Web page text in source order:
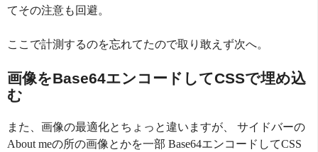
てその注意も回避。
ここで計測するのを忘れてたので取り敢えず次へ。
画像をBase64エンコードしてCSSで埋め込
む
また、画像の最適化とちょっと違いますが、 サイドバーの
About meの所の画像とかを一部 Base64エンコードしてCSS